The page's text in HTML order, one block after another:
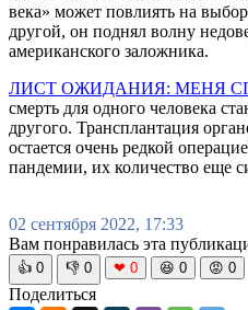
века» может повлиять на
другой, он поднял волну
американского заложника.
ЛИСТ ОЖИДАНИЯ: МЕНЯ
смерть для одного человека
другого. Трансплантация
остается очень редкой
пандемии, их количество еще
02 сентября 2022, 17:33
Вам понравилась эта
👍 0 👎 0 ❤ 0 😆 0 😡 0
Поделиться